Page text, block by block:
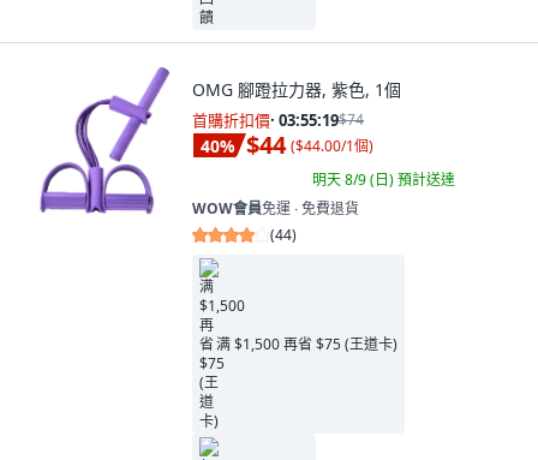
OMG 腳蹬拉力器, 紫色, 1個
首購折扣價· 03:55:18$74
40% $44 ($44.00/1個)
明天 8/9 (日)預計送達
WOW會員免運 ∙ 免費退貨
(44)
满 $1,500 再省 $75 (王道卡)